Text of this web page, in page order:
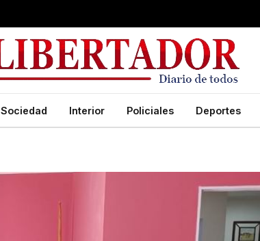
Sociedad Interior Policiales Deportes